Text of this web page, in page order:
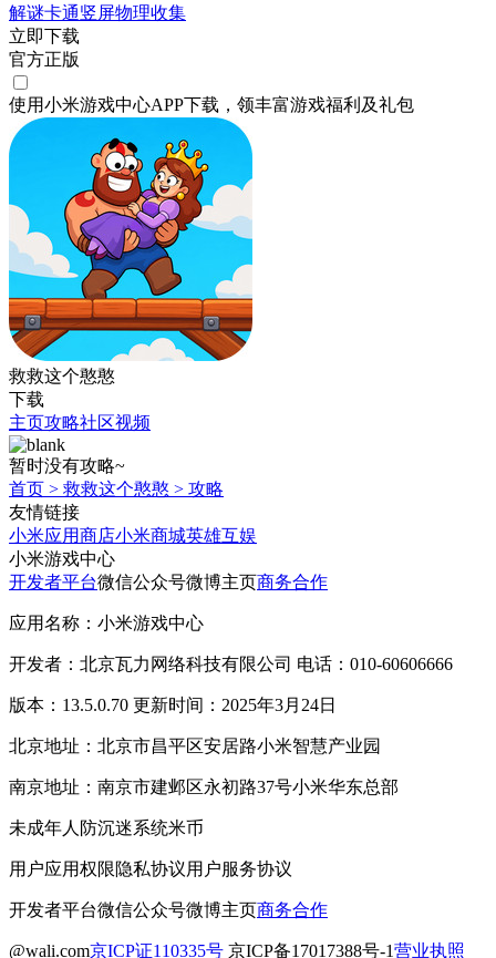
解谜卡通竖屏物理收集
立即下载
官方正版
使用小米游戏中心APP下载 ，领丰富游戏福利 及礼包
救救这个憨憨
下载
主页攻略社区视频
暂时没有攻略~
首页 > 救救这个憨憨 > 攻略
友情链接
小米应用商店小米商城英雄互娱
小米游戏中心
开发者平台微信公众号微博主页商务合作
应用名称：小米游戏中心
开发者：北京瓦力网络科技有限公司 电话：010-60606666
版本：13.5.0.70 更新时间：2025年3月24日
北京地址：北京市昌平区安居路小米智慧产业园
南京地址：南京市建邺区永初路37号小米华东总部
未成年人防沉迷系统米币
用户应用权限隐私协议用户服务协议
开发者平台微信公众号微博主页商务合作
@wali.com京ICP证110335号 京ICP备17017388号-1营业执照